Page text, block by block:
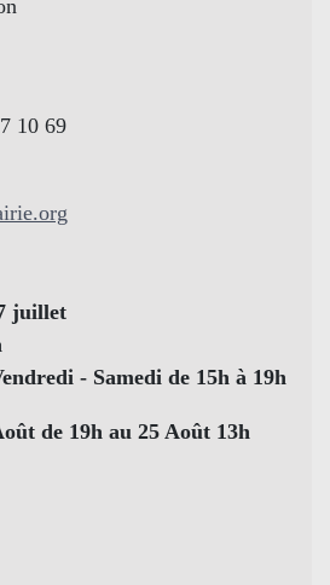
10 69
juillet
- Samedi de 15h à 19h
de 19h au 25 Août 13h